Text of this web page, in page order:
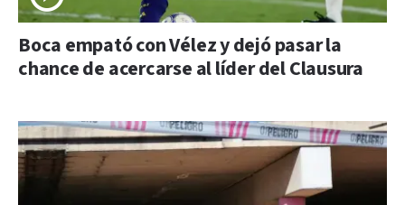
Boca empató con Vélez y dejó pasar la
chance de acercarse al líder del Clausura